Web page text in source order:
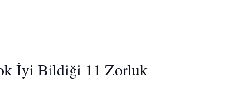
İyi Bildiği 11 Zorluk